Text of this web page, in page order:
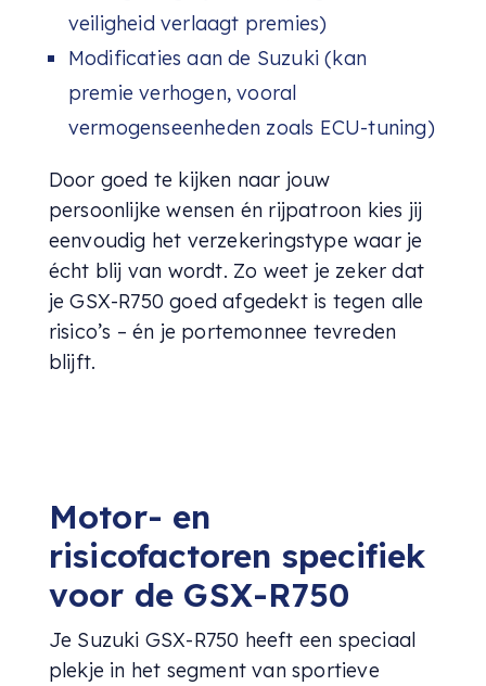
veiligheid verlaagt premies)
Modificaties aan de Suzuki (kan
premie verhogen, vooral
vermogenseenheden zoals ECU-tuning)
Door goed te kijken naar jouw
persoonlijke wensen én rijpatroon kies jij
eenvoudig het verzekeringstype waar je
écht blij van wordt. Zo weet je zeker dat
je GSX-R750 goed afgedekt is tegen alle
risico’s – én je portemonnee tevreden
blijft.
Motor- en
risicofactoren specifiek
voor de GSX-R750
Je Suzuki GSX-R750 heeft een speciaal
plekje in het segment van sportieve